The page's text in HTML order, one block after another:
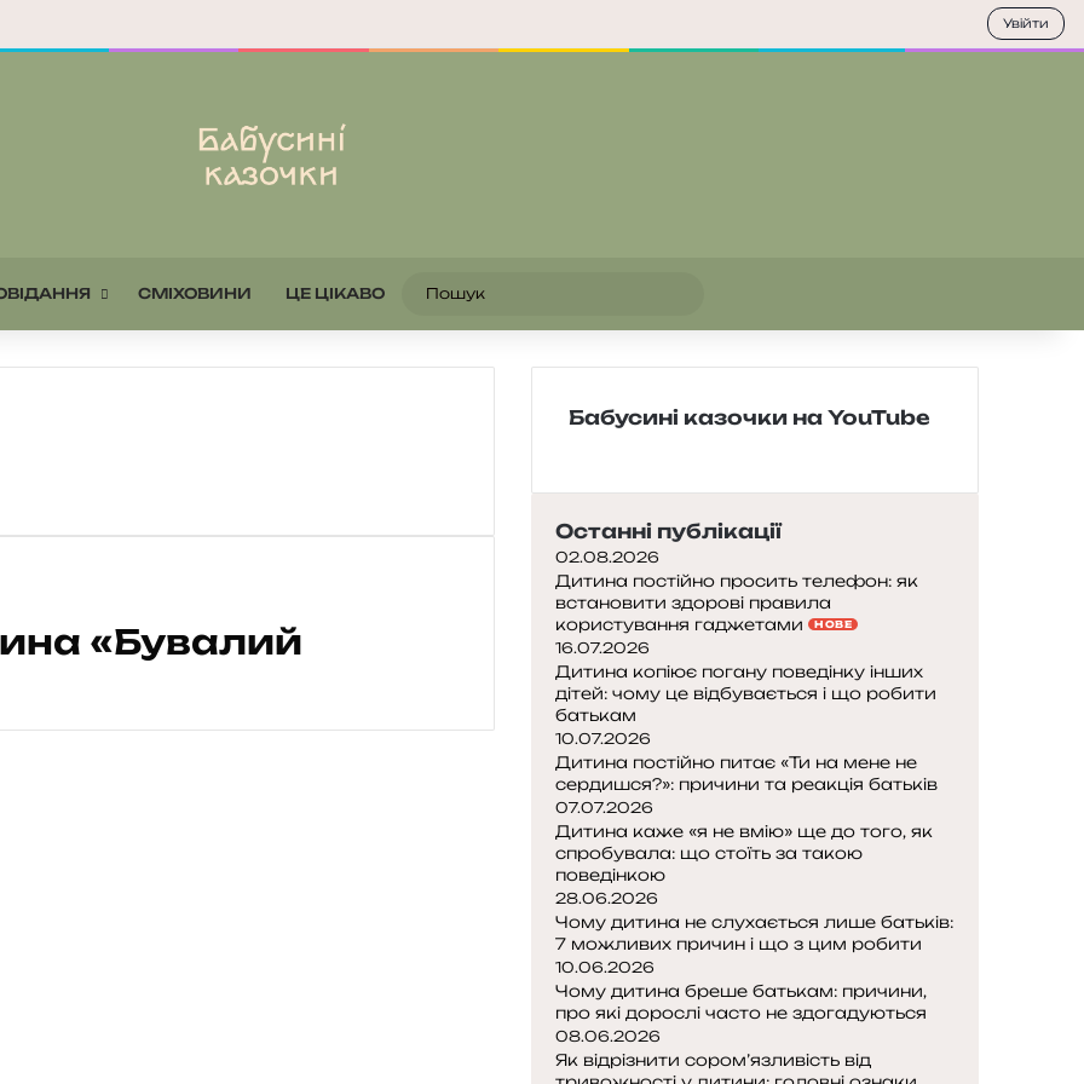
СМІХОВИНИ ЦЕ ЦІКАВО
«Бувалий
Бабусині казочки на YouTube
Останні публікації
02.08.2026
Дитина постійно просить телефон: як
встановити здорові правила
користування гаджетами
НОВЕ
16.07.2026
Дитина копіює погану поведінку інших
дітей: чому це відбувається і що робити
батькам
10.07.2026
Дитина постійно питає «Ти на мене не
сердишся?»: причини та реакція батьків
07.07.2026
Дитина каже «я не вмію» ще до того, як
спробувала: що стоїть за такою
поведінкою
28.06.2026
Чому дитина не слухається лише батьків:
7 можливих причин і що з цим робити
10.06.2026
Чому дитина бреше батькам: причини,
про які дорослі часто не здогадуються
08.06.2026
Як відрізнити сором’язливість від
Увійти